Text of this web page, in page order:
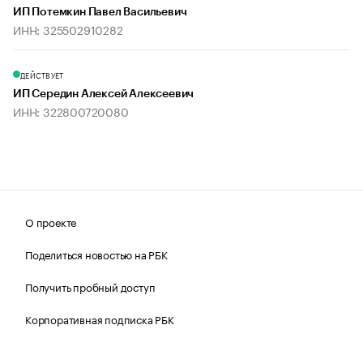
ИП Потемкин Павел Васильевич
ИНН: 325502910282
ДЕЙСТВУЕТ
ИП Середин Алексей Алексеевич
ИНН: 322800720080
О проекте
Поделиться новостью на РБК
Получить пробный доступ
Корпоративная подписка РБК